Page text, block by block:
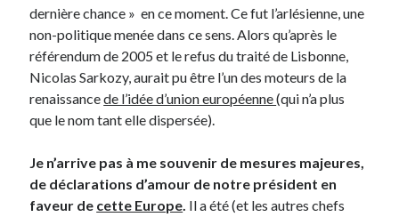
dernière chance » en ce moment. Ce fut l’arlésienne, une
non-politique menée dans ce sens. Alors qu’après le
référendum de 2005 et le refus du traité de Lisbonne,
Nicolas Sarkozy, aurait pu être l’un des moteurs de la
renaissancede l’idée d’union européenne(qui n’a plus
que le nom tant elle dispersée).
Je n’arrive pas à me souvenir de mesures majeures,
de déclarations d’amour de notre président en
faveur de cette Europe. Il a été (et les autres chefs